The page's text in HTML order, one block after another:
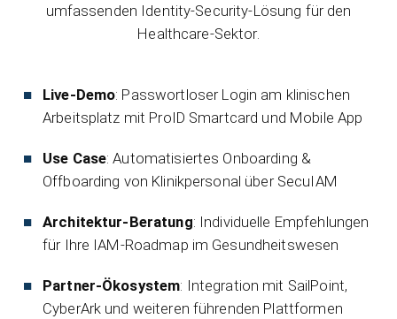
umfassenden Identity-Security-Lösung für den
Healthcare-Sektor.
Live-Demo: Passwortloser Login am klinischen
Arbeitsplatz mit ProID Smartcard und Mobile App
Use Case: Automatisiertes Onboarding &
Offboarding von Klinikpersonal über SecuIAM
Architektur-Beratung: Individuelle Empfehlungen
für Ihre IAM-Roadmap im Gesundheitswesen
Partner-Ökosystem: Integration mit SailPoint,
CyberArk und weiteren führenden Plattformen